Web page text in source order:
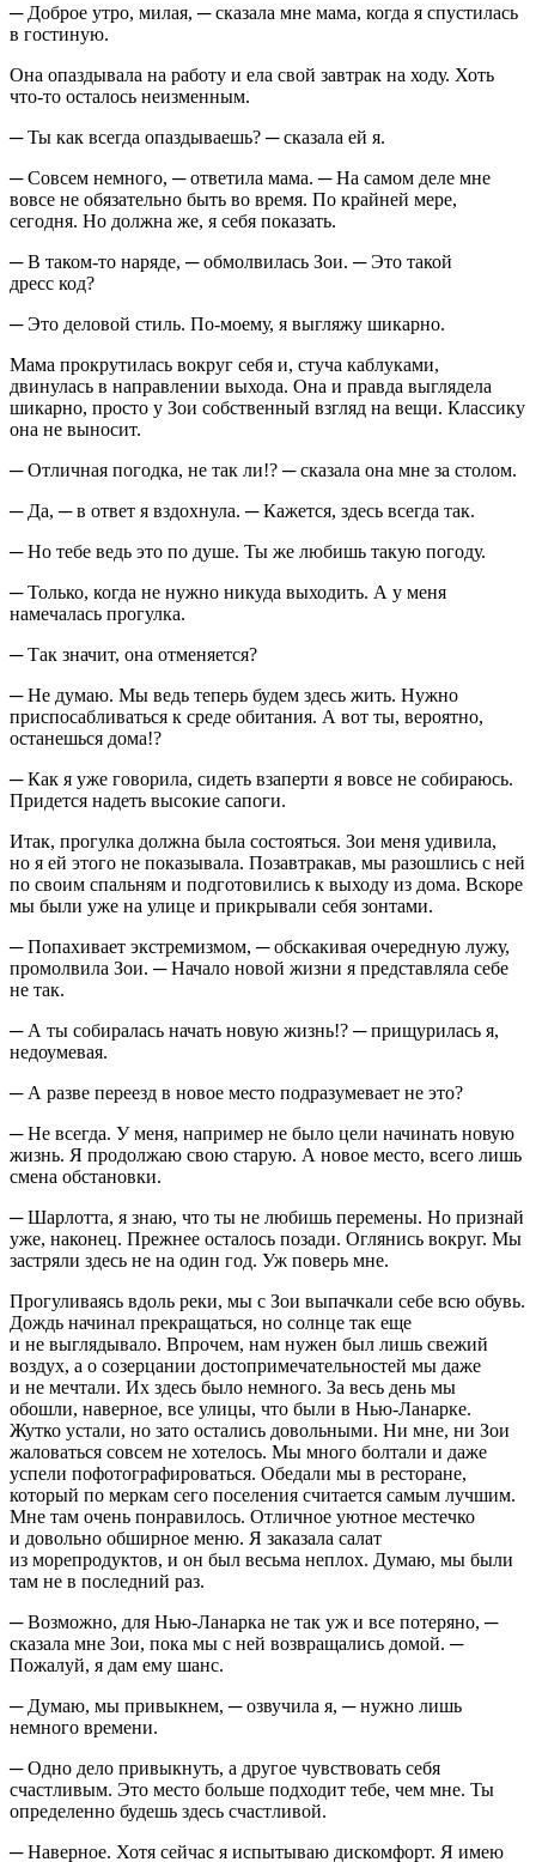
─ Доброе утро, милая, ─ сказала мне мама, когда я спустилась
в гостиную.
Она опаздывала на работу и ела свой завтрак на ходу. Хоть
что-то осталось неизменным.
─ Ты как всегда опаздываешь? ─ сказала ей я.
─ Совсем немного, ─ ответила мама. ─ На самом деле мне
вовсе не обязательно быть во время. По крайней мере,
сегодня. Но должна же, я себя показать.
─ В таком-то наряде, ─ обмолвилась Зои. ─ Это такой
дресс код?
─ Это деловой стиль. По-моему, я выгляжу шикарно.
Мама прокрутилась вокруг себя и, стуча каблуками,
двинулась в направлении выхода. Она и правда выглядела
шикарно, просто у Зои собственный взгляд на вещи. Классику
она не выносит.
─ Отличная погодка, не так ли!? ─ сказала она мне за столом.
─ Да, ─ в ответ я вздохнула. ─ Кажется, здесь всегда так.
─ Но тебе ведь это по душе. Ты же любишь такую погоду.
─ Только, когда не нужно никуда выходить. А у меня
намечалась прогулка.
─ Так значит, она отменяется?
─ Не думаю. Мы ведь теперь будем здесь жить. Нужно
приспосабливаться к среде обитания. А вот ты, вероятно,
останешься дома!?
─ Как я уже говорила, сидеть взаперти я вовсе не собираюсь.
Придется надеть высокие сапоги.
Итак, прогулка должна была состояться. Зои меня удивила,
но я ей этого не показывала. Позавтракав, мы разошлись с ней
по своим спальням и подготовились к выходу из дома. Вскоре
мы были уже на улице и прикрывали себя зонтами.
─ Попахивает экстремизмом, ─ обскакивая очередную лужу,
промолвила Зои. ─ Начало новой жизни я представляла себе
не так.
─ А ты собиралась начать новую жизнь!? ─ прищурилась я,
недоумевая.
─ А разве переезд в новое место подразумевает не это?
─ Не всегда. У меня, например не было цели начинать новую
жизнь. Я продолжаю свою старую. А новое место, всего лишь
смена обстановки.
─ Шарлотта, я знаю, что ты не любишь перемены. Но признай
уже, наконец. Прежнее осталось позади. Оглянись вокруг. Мы
застряли здесь не на один год. Уж поверь мне.
Прогуливаясь вдоль реки, мы с Зои выпачкали себе всю обувь.
Дождь начинал прекращаться, но солнце так еще
и не выглядывало. Впрочем, нам нужен был лишь свежий
воздух, а о созерцании достопримечательностей мы даже
и не мечтали. Их здесь было немного. За весь день мы
обошли, наверное, все улицы, что были в Нью-Ланарке.
Жутко устали, но зато остались довольными. Ни мне, ни Зои
жаловаться совсем не хотелось. Мы много болтали и даже
успели пофотографироваться. Обедали мы в ресторане,
который по меркам сего поселения считается самым лучшим.
Мне там очень понравилось. Отличное уютное местечко
и довольно обширное меню. Я заказала салат
из морепродуктов, и он был весьма неплох. Думаю, мы были
там не в последний раз.
─ Возможно, для Нью-Ланарка не так уж и все потеряно, ─
сказала мне Зои, пока мы с ней возвращались домой. ─
Пожалуй, я дам ему шанс.
─ Думаю, мы привыкнем, ─ озвучила я, ─ нужно лишь
немного времени.
─ Одно дело привыкнуть, а другое чувствовать себя
счастливым. Это место больше подходит тебе, чем мне. Ты
определенно будешь здесь счастливой.
─ Наверное. Хотя сейчас я испытываю дискомфорт. Я имею